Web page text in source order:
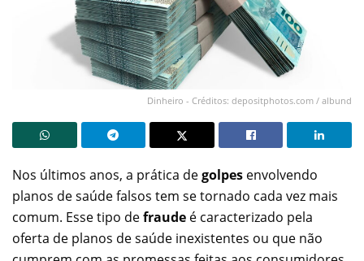
Dinheiro - Créditos: depositphotos.com / albund
Nos últimos anos, a prática degolpes envolvendo
planos de saúde falsos tem se tornado cada vez mais
comum. Esse tipo defraude é caracterizado pela
oferta de planos de saúde inexistentes ou que não